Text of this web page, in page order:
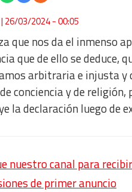
| 26/03/2024 - 00:05
que nos da el inmenso
que de ello se deduce,
arbitraria e injusta y
conciencia y de
la declaración luego de
nuestro canal para
de primer anuncio